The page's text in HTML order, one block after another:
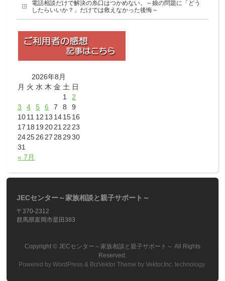
電話相談だけで解決の糸口はつかめない。～娘の問題に「どう
したらいいか？」だけでは救えなかった後悔～
2026年8月
月 火 水 木 金 土 日
« 7月
1
2
3
4 5 6 7 8
9
1011 12 13 141516
17 18 19 2021 22 23
242526 27 28 29 30
31
JECセンター～家族相談と親子サポート～
〒370-2312
群馬県富岡市星田383
Copyright © JECセンター～家族相談と親子サポート～ All Rights
Reserved.
Powered byWordPress & BizVektor Theme byVektor,Inc. technology.